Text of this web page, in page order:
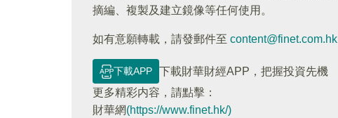
摘編、複製及建立鏡像等任何使用。
如有意願轉載，請發郵件至 content@finet.com.hk
下載APP
下載財華財經APP，把握投資先機
更多精彩内容，請點擊：
財華網(https://www.finet.hk/)